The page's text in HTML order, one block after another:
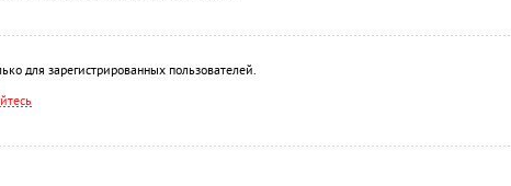
для зарегистрированных пользователей.